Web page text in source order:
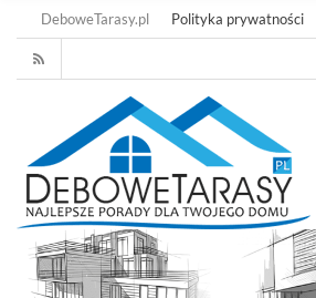
DeboweTarasy.pl Polityka prywatności